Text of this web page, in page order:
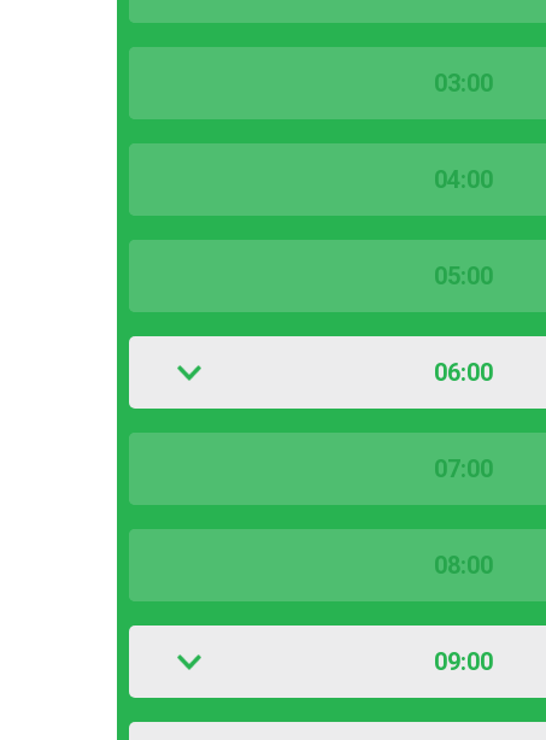
03:00
04:00
05:00
06:00
07:00
08:00
09:00